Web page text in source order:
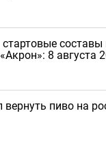
8 августа
пиво на